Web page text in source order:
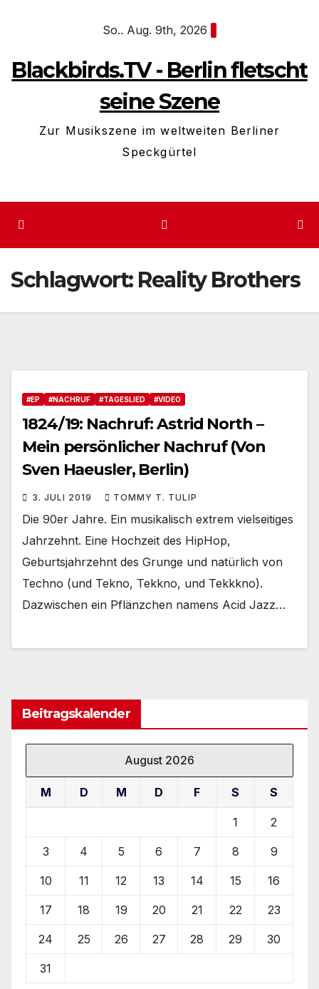
So.. Aug. 9th, 2026
Blackbirds.TV - Berlin fletscht
seine Szene
Zur Musikszene im weltweiten Berliner
Speckgürtel
Schlagwort: Reality Brothers
#EP #NACHRUF #TAGESLIED #VIDEO
1824/19: Nachruf: Astrid North –
Mein persönlicher Nachruf (Von
Sven Haeusler, Berlin)
3. JULI 2019 TOMMY T. TULIP
Die 90er Jahre. Ein musikalisch extrem vielseitiges
Jahrzehnt. Eine Hochzeit des HipHop,
Geburtsjahrzehnt des Grunge und natürlich von
Techno (und Tekno, Tekkno, und Tekkkno).
Dazwischen ein Pflänzchen namens Acid Jazz…
Beitragskalender
August 2026
M D M D F S S
1 2
3 4 5 6 7 8 9
10 11 12 13 14 15 16
17 18 19 20 21 22 23
24 25 26 27 28 29 30
31